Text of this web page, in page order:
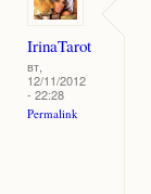
IrinaTarot
вт,
12/11/2012
- 22:28
Permalink